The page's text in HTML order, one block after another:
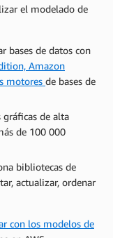
el modelado de
bases de datos con
Amazon
motores de bases de
gráficas de alta
de 100 000
bibliotecas de
actualizar, ordenar
con los modelos de